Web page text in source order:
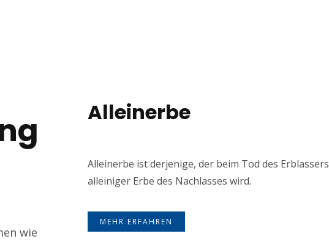
wie
Alleinerbe
Alleinerbe ist derjenige, der beim Tod des Erblassers
alleiniger Erbe des Nachlasses wird.
MEHR ERFAHREN